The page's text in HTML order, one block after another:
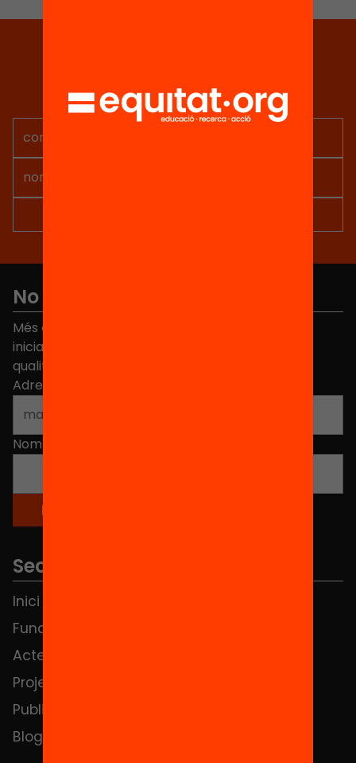
Rep continguts, iniciatives i
projectes per implicar-te.
No et perdis res
Més de 40.000 persones ja han triat Equitat. Rep
iniciatives, propostes i projectes per millorar la
qualitat de l'educació a Catalunya.
Adreça electrònica
Nom
Seccions
Inici
Fundació
Actes
Projectes
Publicacions i vídeos
Blog